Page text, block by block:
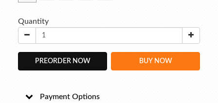
Quantity
PREORDER NOW BUY NOW
Payment Options